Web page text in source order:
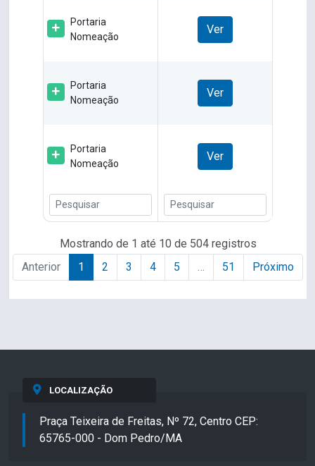
Portaria
Nomeação
Ver
Portaria
Nomeação
Ver
Portaria
Nomeação
Ver
Mostrando de 1 até 10 de 504 registros
Anterior
1 2 3 4 5 … 51 Próximo
LOCALIZAÇÃO
Praça Teixeira de Freitas, Nº 72, Centro CEP:
65765-000 - Dom Pedro/MA